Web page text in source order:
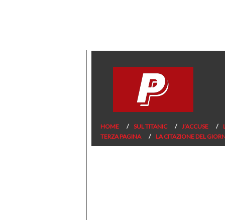
HOME SUL TITANIC J’ACCUSE
TERZA PAGINA
LA CITAZIONE DEL